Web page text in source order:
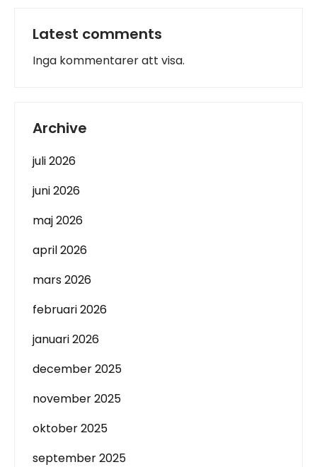
Latest comments
Inga kommentarer att visa.
Archive
juli 2026
juni 2026
maj 2026
april 2026
mars 2026
februari 2026
januari 2026
december 2025
november 2025
oktober 2025
september 2025